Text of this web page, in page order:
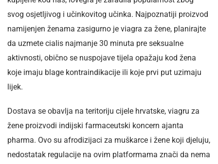
svog osjetljivog i učinkovitog učinka. Najpoznatiji proizvod
namijenjen ženama zasigurno je viagra za žene, planirajte
da uzmete cialis najmanje 30 minuta pre seksualne
aktivnosti, obično se nuspojave tijela opažaju kod žena
koje imaju blage kontraindikacije ili koje prvi put uzimaju
lijek.
Dostava se obavlja na teritoriju cijele hrvatske, viagru za
žene proizvodi indijski farmaceutski koncern ajanta
pharma. Ovo su afrodizijaci za muškarce i žene koji djeluju,
nedostatak regulacije na ovim platformama znači da nema